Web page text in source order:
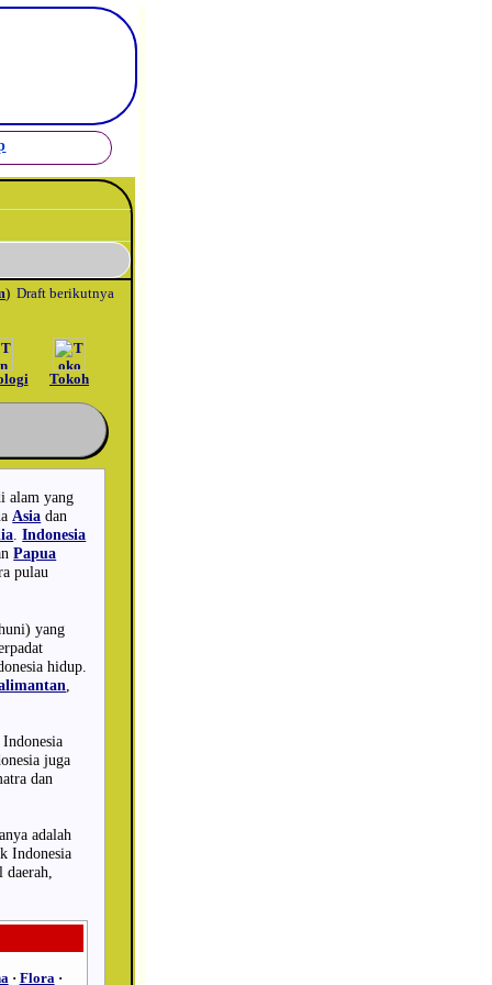
) Draft berikutnya
Tokoh
alam yang
Asia dan
.Indonesia
Papua
pulau
yang
hidup.
juga
dan
adalah
Indonesia
daerah,
· Flora ·